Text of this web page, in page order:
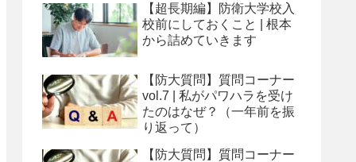
【超長期編】防衛大学校入
校前にしておくこと | 根本
から詰めていきます
【防大質問】質問コーナー
vol.7 | 私がパワハラを受け
たのはなぜ？（一年前を振
り返って）
【防大質問】質問コーナー